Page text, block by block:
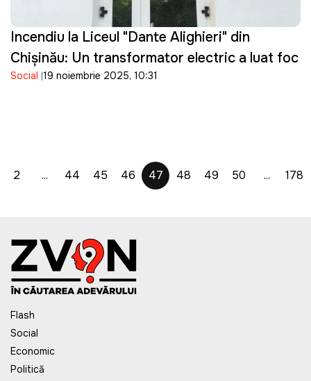
Incendiu la Liceul "Dante Alighieri" din
Chișinău: Un transformator electric a luat foc
Social 19 noiembrie 2025, 10:31
2 ... 44 45 46 47 48 49 50 ... 178
Flash
Social
Economic
Politică